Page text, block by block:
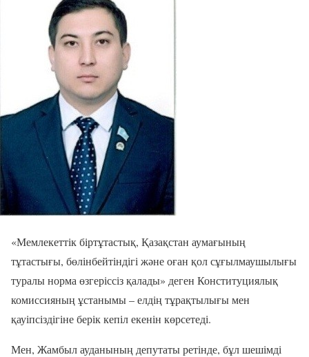
«Мемлекеттік біртұтастық, Қазақстан аумағының
тұтастығы, бөлінбейтіндігі және оған қол сұғылмаушылығы
туралы норма өзгеріссіз қалады» деген Конституциялық
комиссияның ұстанымы – елдің тұрақтылығы мен
қауіпсіздігіне берік кепіл екенін көрсетеді.
Мен, Жамбыл ауданының депутаты ретінде, бұл шешімді